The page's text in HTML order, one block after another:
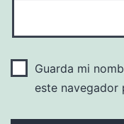
Guarda mi
este navegador